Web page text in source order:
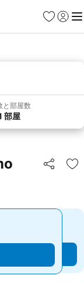
お気に入り
ログイ
メ
と部屋数
部屋
シェア お